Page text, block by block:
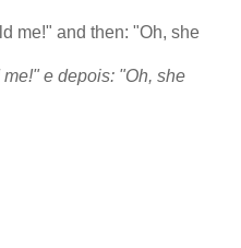
me!" and then: "Oh, she
e depois: "Oh, she